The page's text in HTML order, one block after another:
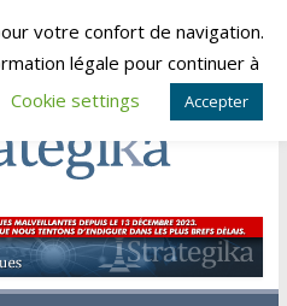
9, 2026
votre confort de navigation.
légale pour continuer à
Cookie settings Accepter